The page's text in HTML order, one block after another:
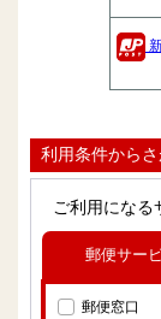
利用条件から
ご利用になる
郵便サー
郵便窓口